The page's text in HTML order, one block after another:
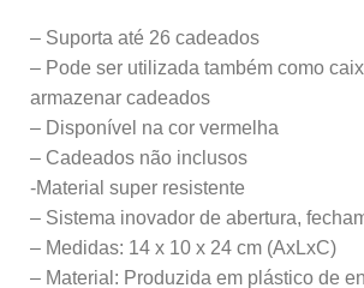
– Suporta até 26 cadeados
– Pode ser utilizada também como
armazenar cadeados
– Disponível na cor vermelha
– Cadeados não inclusos
-Material super resistente
– Sistema inovador de abertura,
– Medidas: 14 x 10 x 24 cm (AxLxC)
– Material: Produzida em plástico de